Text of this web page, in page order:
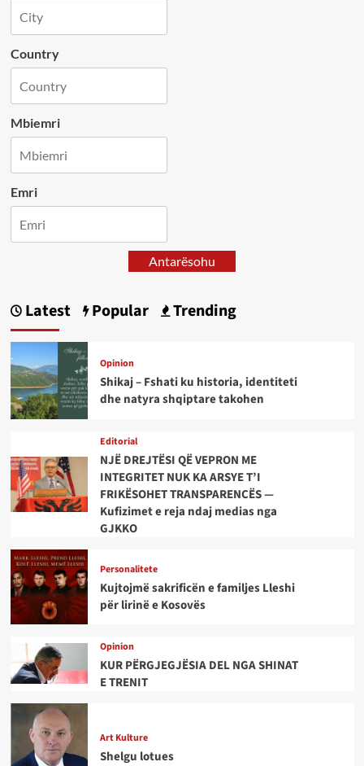
Country
Mbiemri
Emri
Antarësohu
Latest Popular Trending
Opinion
Shikaj – Fshati ku historia, identiteti
dhe natyra shqiptare takohen
Editorial
NJË DREJTËSI QË VEPRON ME
INTEGRITET NUK KA ARSYE T’I
FRIKËSOHET TRANSPARENCËS —
Kufizimet e reja ndaj medias nga
GJKKO
Personalitete
Kujtojmë sakrificën e familjes Lleshi
për lirinë e Kosovës
Opinion
KUR PËRGJEGJËSIA DEL NGA SHINAT
E TRENIT
Art Kulture
Shelgu lotues